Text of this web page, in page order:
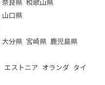
山口県
大分県 宮崎県 鹿児島県
エストニア オランダ タイ